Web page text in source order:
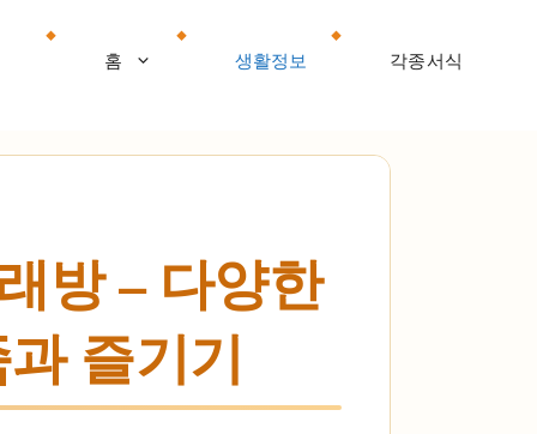
홈 생활정보 각종서식
방 – 다양한
즐기기